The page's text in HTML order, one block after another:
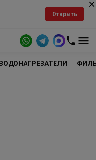
Открыть
ВОДОНАГРЕВАТЕЛИ